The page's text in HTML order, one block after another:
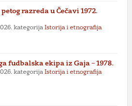
razreda u Čečavi 1972.
kategorija Istorija i etnografija
fudbalska ekipa iz Gaja – 1978.
kategorija Istorija i etnografija